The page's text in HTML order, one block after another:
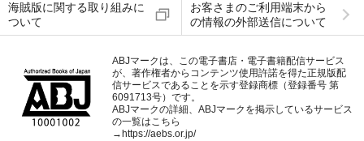
海賊版に関する取り組みに
ついて
お客さまのご利用端末から
の情報の外部送信について
ABJマークは、この電子書店・電子書籍配信サービス
が、著作権者からコンテンツ使用許諾を得た正規版配
信サービスであることを示す登録商標（登録番号 第
6091713号）です。
ABJマークの詳細、ABJマークを掲示しているサービス
の一覧はこちら
→ https://aebs.or.jp/